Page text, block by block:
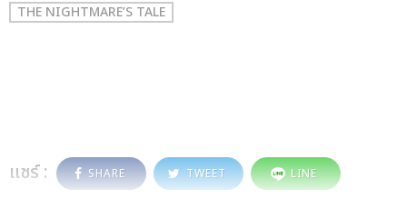
THE NIGHTMARE’S TALE
แชร์ : SHARE TWEET LINE